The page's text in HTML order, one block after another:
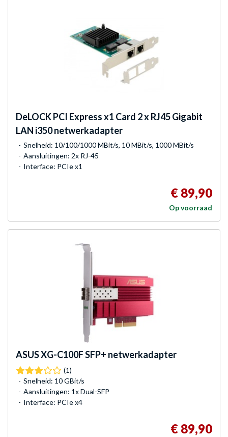
DeLOCKPCI Express x1 Card 2 x RJ45 Gigabit
LAN i350 netwerkadapter
Snelheid: 10/100/1000 MBit/s, 10 MBit/s, 1000 MBit/s
Aansluitingen: 2x RJ-45
Interface: PCIe x1
€ 89,90
Op voorraad
ASUSXG-C100F SFP+ netwerkadapter
(1)
Snelheid: 10 GBit/s
Aansluitingen: 1x Dual-SFP
Interface: PCIe x4
€ 89,90